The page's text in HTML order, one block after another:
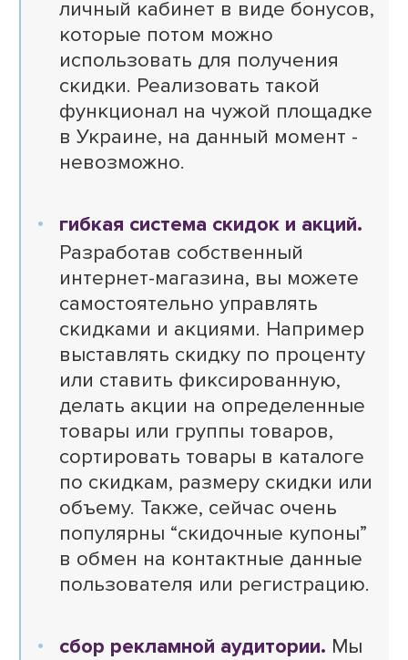
личный кабинет в виде бонусов,
которые потом можно
использовать для получения
скидки. Реализовать такой
функционал на чужой площадке
в Украине, на данный момент -
невозможно.
гибкая система скидок и акций.
Разработав собственный
интернет-магазина, вы можете
самостоятельно управлять
скидками и акциями. Например
выставлять скидку по проценту
или ставить фиксированную,
делать акции на определенные
товары или группы товаров,
сортировать товары в каталоге
по скидкам, размеру скидки или
объему. Также, сейчас очень
популярны “скидочные купоны”
в обмен на контактные данные
пользователя или регистрацию.
сбор рекламной аудитории. Мы